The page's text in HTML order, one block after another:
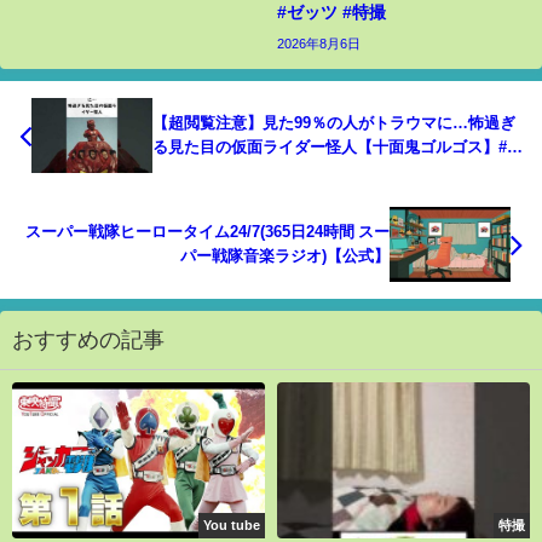
#ゼッツ #特撮
2026年8月6日
【超閲覧注意】見た99％の人がトラウマに…怖過ぎ
る見た目の仮面ライダー怪人【十面鬼ゴルゴス】#仮
スーパー戦隊ヒーロータイム24/7(365日24時間 スー
パー戦隊音楽ラジオ)【公式】
おすすめの記事
You tube 特撮